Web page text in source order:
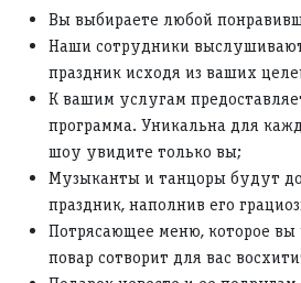
Вы выбираете любой
Наши сотрудники
праздник исходя из ваших
К вашим услугам
программа. Уникальна для
шоу увидите только вы;
Музыканты и танцоры будут
праздник, наполнив его
Потрясающее меню, которое
повар сотворит для вас